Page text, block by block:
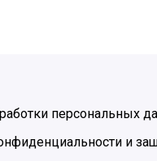
персональных
и